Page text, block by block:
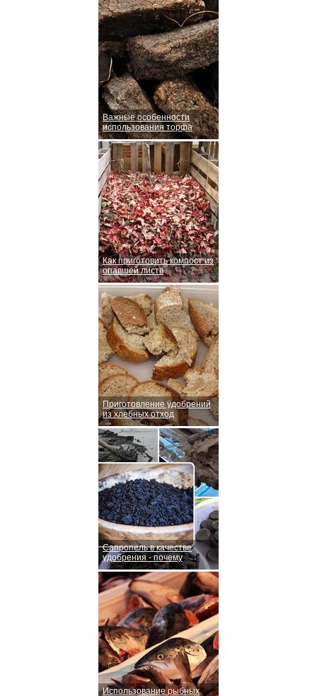
Важные особенности
использования торфа
Как приготовить компост из
опавшей листв
Приготовление удобрений
из хлебных отход
Сапропель в качестве
удобрения - почему
Использование рыбных